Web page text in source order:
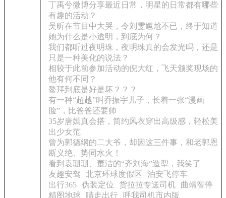
丁禹兮微博分享最近日常，明星的日常都有哪些
有趣的活动？
吴昕在节目中大哭，令刘雯尴尬不已，终于知道
她为什么是小透明，到底为何？
我们都听过夜明珠，夜明珠真的会发光吗，还是
只是一种美化的说法？
相较于此前参加活动的倪大红，飞天颁奖现场的
他有何不同？
鳌拜到底是好是坏？？？
有一种“超越”叫乔振宇儿子，长着一张“漫画
脸”，比爸爸还要帅
35岁唐嫣真会搭，简约风衣穿出高级感，轻松美
出少女范
曾为郭德纲的二大爷，却因这三件事，和老郭恩
断义绝、势同水火！
看到袁珊珊、董洁的“齐刘海”造型，我笑了
友趣安驾
北京环球度假区
泊安飞停车
出行365 伪装定位 货拉拉专送司机
曲靖智停
精图地球
喵走出行
呼我司机市内版